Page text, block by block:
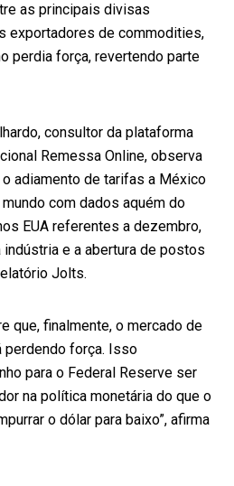
as principais divisas
exportadores de commodities,
perdia força, revertendo parte
consultor da plataforma
Remessa Online, observa
adiamento de tarifas a México
com dados aquém do
EUA referentes a dezembro,
e a abertura de postos
Jolts.
que, finalmente, o mercado de
perdendo força. Isso
para o Federal Reserve ser
na política monetária do que o
o dólar para baixo”, afirma